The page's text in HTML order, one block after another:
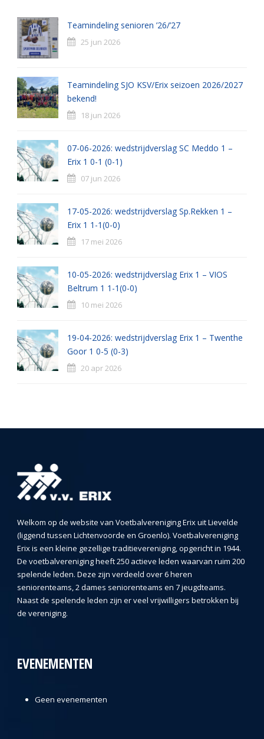
Teamindeling senioren ’26/’27
25 jun 2026
Teamindeling SJO KSV/Erix seizoen 2026/2027
bekend!
18 jun 2026
07-06-2026: wedstrijdverslag SC Meddo 1 –
Erix 1 0-1 (0-1)
07 jun 2026
17-05-2026: wedstrijdverslag Sp.Rekken 1 –
Erix 1 1-1(0-0)
17 mei 2026
10-05-2026: wedstrijdverslag Erix 1 – VIOS
Beltrum 1 1-1(0-0)
10 mei 2026
19-04-2026: wedstrijdverslag Erix 1 – Twenthe
Goor 1 0-5 (0-3)
20 apr 2026
Welkom op de website van Voetbalvereniging Erix uit Lievelde
(liggend tussen Lichtenvoorde en Groenlo). Voetbalvereniging
Erix is een kleine gezellige traditievereniging, opgericht in 1944.
De voetbalvereniging heeft 250 actieve leden waarvan ruim 200
spelende leden. Deze zijn verdeeld over 6 heren
seniorenteams, 2 dames seniorenteams en 7 jeugdteams.
Naast de spelende leden zijn er veel vrijwilligers betrokken bij
de vereniging.
EVENEMENTEN
Geen evenementen